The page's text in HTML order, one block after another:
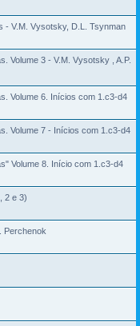
- V.M. Vysotsky, D.L. Tsynman
Volume 3 - V.M. Vysotsky , A.P.
Volume 6. Inícios com 1.c3-d4
Volume 7 - Inícios com 1.c3-d4
Volume 8. Início com 1.c3-d4
2 e 3)
Perchenok